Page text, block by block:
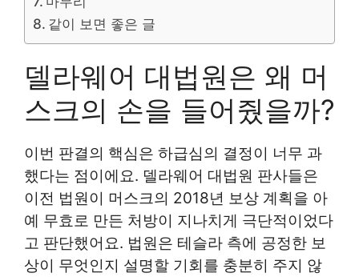
같이 보면 좋은 글
델라웨어 대법원은 왜 머
스크의 손을 들어줬을까?
이번 판결의 핵심은 하급심의 결정이 너무 과
했다는 점이에요. 델라웨어 대법원 판사들은
이전 법원이 머스크의 2018년 보상 계획을 아
예 무효로 만든 처방이 지나치게 극단적이었다
고 판단했어요. 법원은 테슬라 측에 공정한 보
상이 무엇인지 설명할 기회를 충분히 주지 않